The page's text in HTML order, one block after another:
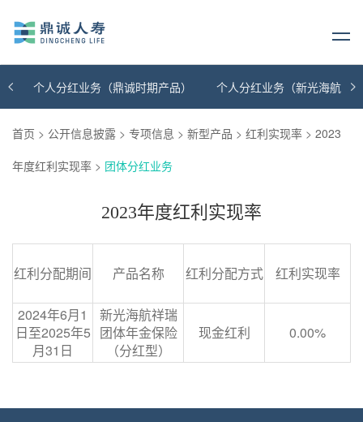
个人分红业务（鼎诚时期产品） 个人分红业务（新光海航时
首页 > 公开信息披露 > 专项信息 > 新型产品 > 红利实现率 > 2023
年度红利实现率 > 团体分红业务
2023年度红利实现率
红利分配期间 产品名称 红利分配方式 红利实现率
2024年6月1
日至2025年5
月31日
新光海航祥瑞
团体年金保险
（分红型）
现金红利 0.00%